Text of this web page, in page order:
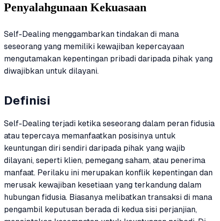
Penyalahgunaan Kekuasaan
Self-Dealing menggambarkan tindakan di mana
seseorang yang memiliki kewajiban kepercayaan
mengutamakan kepentingan pribadi daripada pihak yang
diwajibkan untuk dilayani.
Definisi
Self-Dealing terjadi ketika seseorang dalam peran fidusia
atau tepercaya memanfaatkan posisinya untuk
keuntungan diri sendiri daripada pihak yang wajib
dilayani, seperti klien, pemegang saham, atau penerima
manfaat. Perilaku ini merupakan konflik kepentingan dan
merusak kewajiban kesetiaan yang terkandung dalam
hubungan fidusia. Biasanya melibatkan transaksi di mana
pengambil keputusan berada di kedua sisi perjanjian,